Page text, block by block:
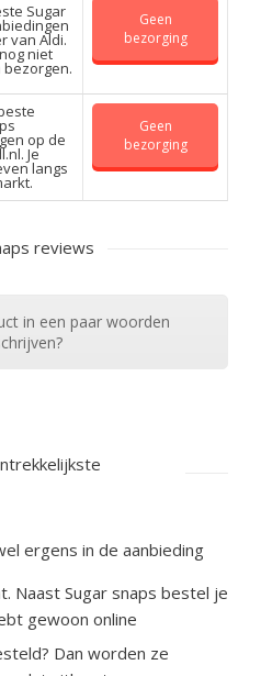
Sugar
van Aldi.
niet
Geen
bezorging
op de
Je
langs
Geen
bezorging
reviews
in een paar woorden
ergens in de aanbieding
Naast Sugar snaps bestel je
gewoon online
Dan worden ze